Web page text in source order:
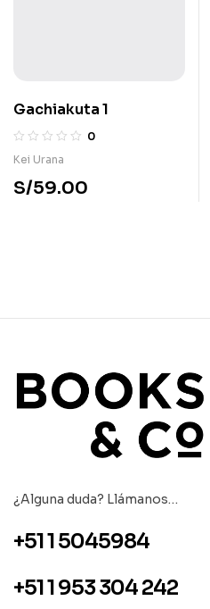
Gachiakuta 1
0
Kei Urana
S/59.00
¿Alguna duda? Llámanos…
+51 1 5045984
+51 1 953 304 242